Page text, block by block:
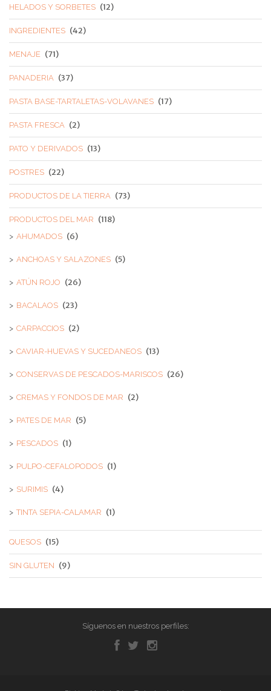
HELADOS Y SORBETES (12)
INGREDIENTES (42)
MENAJE (71)
PANADERIA (37)
PASTA BASE-TARTALETAS-VOLAVANES (17)
PASTA FRESCA (2)
PATO Y DERIVADOS (13)
POSTRES (22)
PRODUCTOS DE LA TIERRA (73)
PRODUCTOS DEL MAR (118)
AHUMADOS (6)
ANCHOAS Y SALAZONES (5)
ATÚN ROJO (26)
BACALAOS (23)
CARPACCIOS (2)
CAVIAR-HUEVAS Y SUCEDANEOS (13)
CONSERVAS DE PESCADOS-MARISCOS (26)
CREMAS Y FONDOS DE MAR (2)
PATES DE MAR (5)
PESCADOS (1)
PULPO-CEFALOPODOS (1)
SURIMIS (4)
TINTA SEPIA-CALAMAR (1)
QUESOS (15)
SIN GLUTEN (9)
Síguenos en nuestros perfiles: